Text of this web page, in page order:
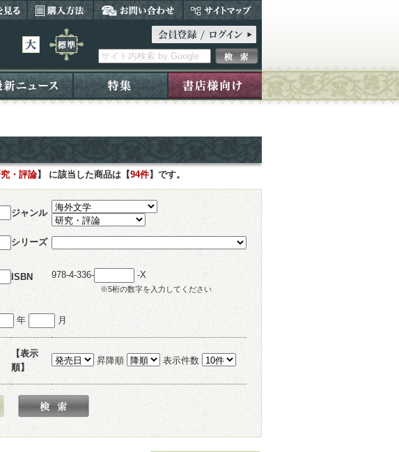
・評論】 に該当した商品は【94件】です。
ジャンル
シリーズ
ISBN 978-4-336- -X
※5桁の数字を入力してください
年 月
【表示
順】
昇降順 表示件数